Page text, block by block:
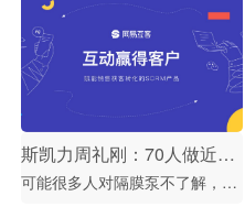
斯凯力周礼刚：70人做近亿产值，而我只想做个「懒人」| 客户案例
可能很多人对隔膜泵不了解，这是一种动力设备的控制型装置，多用于能源、化工领域，辅助材料的切割工艺。 目前斯凯力的营收规模已近1亿，而整个公司仅70余人，人均产值放眼整个中国制造业也是不俗的成绩。而这个成绩的背后，有避开红海市场的战略决策，也有周总对营销和管理的战术巧思。